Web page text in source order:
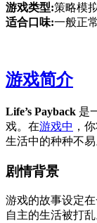
游戏类型:策略模
适合口味:一般正常
游戏简介
Life’s Payback 是
戏。在游戏中 ，
生活中的种种不易
剧情背景
游戏的故事设定
自主的生活被打